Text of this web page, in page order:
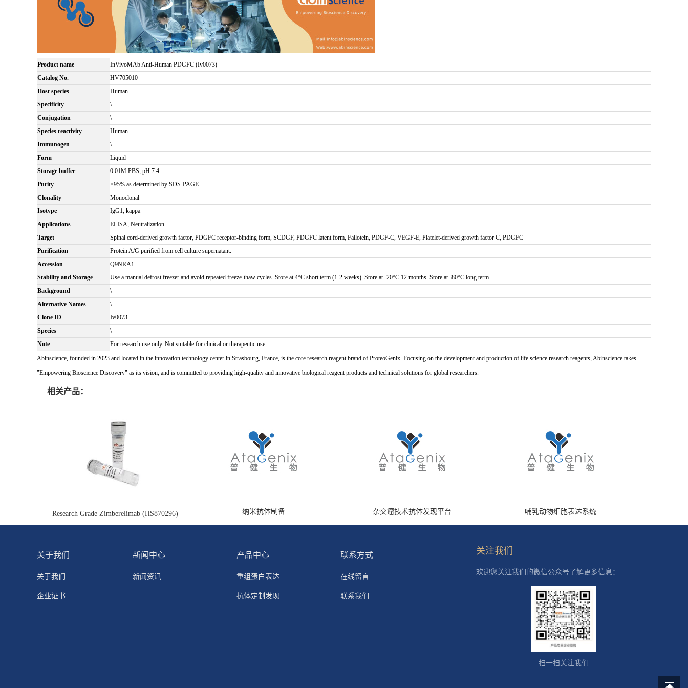
Product name
InVivoMAb Anti-Human PDGFC (Iv0073)
Catalog No.
HV705010
Host species
Human
Specificity
\
Conjugation
\
Species reactivity
Human
Immunogen
\
Form
Liquid
Storage buffer
0.01M PBS, pH 7.4.
Purity
>95% as determined by SDS-PAGE.
Clonality
Monoclonal
Isotype
IgG1, kappa
Applications
ELISA, Neutralization
Target
Spinal cord-derived growth factor, PDGFC receptor-binding form, SCDGF, PDGFC latent form, Fallotein, PDGF-C, VEGF-E, Platelet-derived growth factor C, PDGFC
Purification
Protein A/G purified from cell culture supernatant.
Accession
Q9NRA1
Stability and Storage
Use a manual defrost freezer and avoid repeated freeze-thaw cycles. Store at 4°C short term (1-2 weeks). Store at -20°C 12 months. Store at -80°C long term.
Background
\
Alternative Names
\
Clone ID
Iv0073
Species
\
Note
For research use only. Not suitable for clinical or therapeutic use.
Abinscience, founded in 2023 and located in the innovation technology center in Strasbourg, France, is the core research reagent brand of ProteoGenix. Focusing on the development and production of life science research reagents, Abinscience takes
"Empowering Bioscience Discovery" as its vision, and is committed to providing high-quality and innovative biological reagent products and technical solutions for global researchers.
相关产品：
Research Grade Zimberelimab (HS870296) 纳米抗体制备 杂交瘤技术抗体发现平台 哺乳动物细胞表达系统
关于我们
关于我们
企业证书
新闻中心
新闻资讯
产品中心
重组蛋白表达
抗体定制发现
联系方式
在线留言
联系我们
关注我们
欢迎您关注我们的微信公众号了解更多信息：
扫一扫关注我们